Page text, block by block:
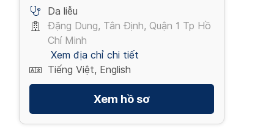
Da liễu
Đặng Dung, Tân Định, Quận 1 Tp Hồ
Chí Minh
Xem địa chỉ chi tiết
Tiếng Việt, English
Xem hồ sơ